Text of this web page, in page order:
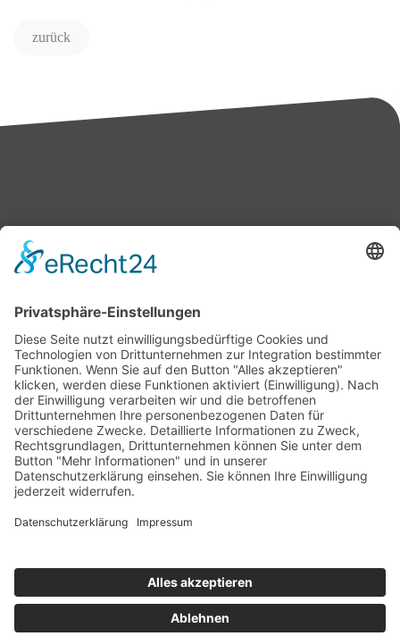
zurück
Bärbel Bas
Presse & Downloads
Pressemitteilungen
Pressefotos
BASis Info
Newsletter-Abo